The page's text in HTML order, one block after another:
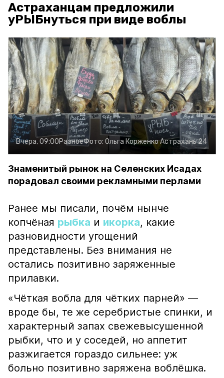
Астраханцам предложили
уРЫБнуться при виде воблы
Вчера, 09:00РазноеФото: Ольга КорженкоАстрахань 24
Знаменитый рынок на Селенских Исадах
порадовал своими рекламными перлами
Ранее мы писали, почём нынче
копчёная рыбка и икорка, какие
разновидности угощений
представлены. Без внимания не
остались позитивно заряженные
прилавки.
«Чёткая вобла для чётких парней» —
вроде бы, те же серебристые спинки, и
характерный запах свежевысушенной
рыбки, что и у соседей, но аппетит
разжигается гораздо сильнее: уж
больно позитивно заряжена воблёшка.